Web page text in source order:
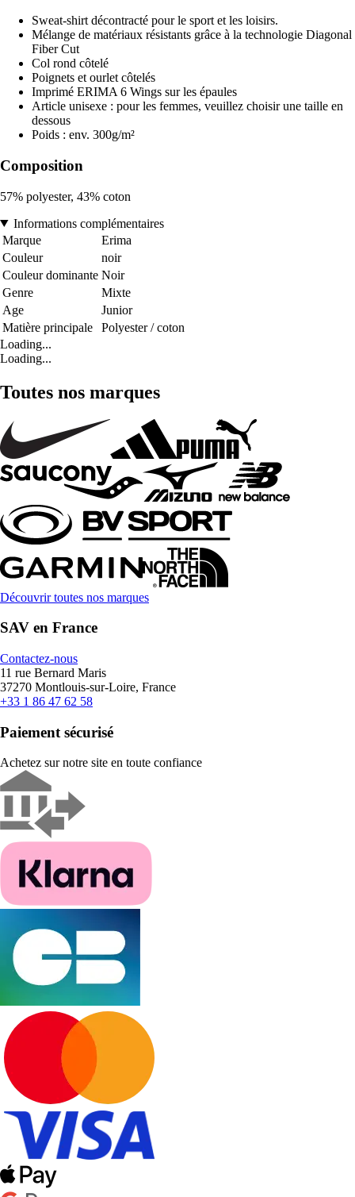
Sweat-shirt décontracté pour le sport et les loisirs.
Mélange de matériaux résistants grâce à la technologie Diagonal
Fiber Cut
Col rond côtelé
Poignets et ourlet côtelés
Imprimé ERIMA 6 Wings sur les épaules
Article unisexe : pour les femmes, veuillez choisir une taille en
dessous
Poids : env. 300g/m²
Composition
57% polyester, 43% coton
Informations complémentaires
Marque
Erima
Couleur
noir
Couleur dominante Noir
Genre
Mixte
Age
Junior
Matière principale
Polyester / coton
Loading...
Loading...
Toutes nos marques
Découvrir toutes nos marques
SAV en France
Contactez-nous
11 rue Bernard Maris
37270 Montlouis-sur-Loire, France
+33 1 86 47 62 58
Paiement sécurisé
Achetez sur notre site en toute confiance